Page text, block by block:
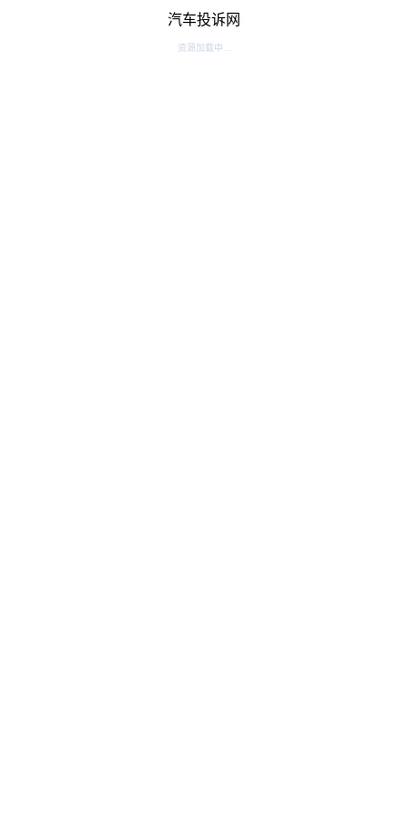
汽车投诉网
资源加载中...